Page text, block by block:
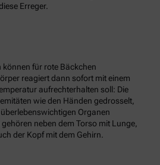
Erreger.
für rote Bäckchen
reagiert dann sofort mit einem
aufrechterhalten soll: Die
wie den Händen gedrosselt,
Organen
neben dem Torso mit Lunge,
der Kopf mit dem Gehirn.